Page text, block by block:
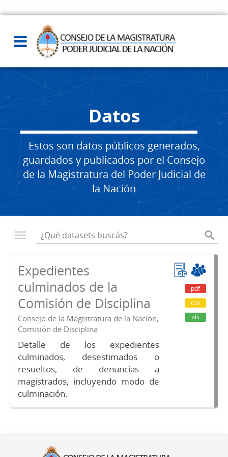
Datos
Estos son datos públicos generados,
guardados y publicados por el Consejo
de la Magistratura del Poder Judicial de
la Nación
Expedientes
culminados de la
Comisión de Disciplina
Consejo de la Magistratura de la Nación,
Comisión de Disciplina
Detalle de los expedientes
culminados, desestimados o
resueltos, de denuncias a
magistrados, incluyendo modo de
culminación.
pdf
csv
xls